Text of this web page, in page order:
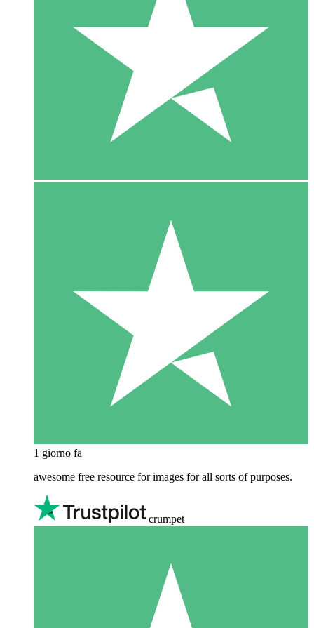
1 giorno fa
awesome free resource for images for all sorts of purposes.
crumpet